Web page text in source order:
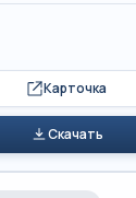
Карточка
Скачать